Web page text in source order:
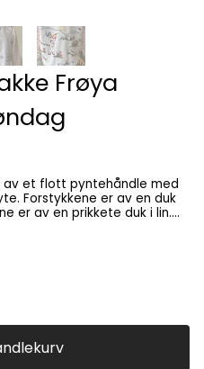
Frøya
av et flott pyntehåndle med
Forstykkene er av en duk
er av en prikkete duk i lin.
blonder og kanppene
107 cm, hel lengde fra
cm. Vaskes på 40 grader